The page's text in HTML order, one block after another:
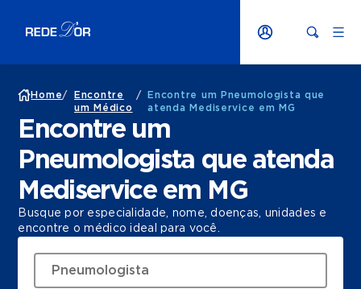
Home/
Encontre
um Médico
/
Encontre um Pneumologista que
atenda Mediservice em MG
Encontre um
Pneumologista que atenda
Mediservice em MG
Busque por especialidade, nome, doenças, unidades e
encontre o médico ideal para você.